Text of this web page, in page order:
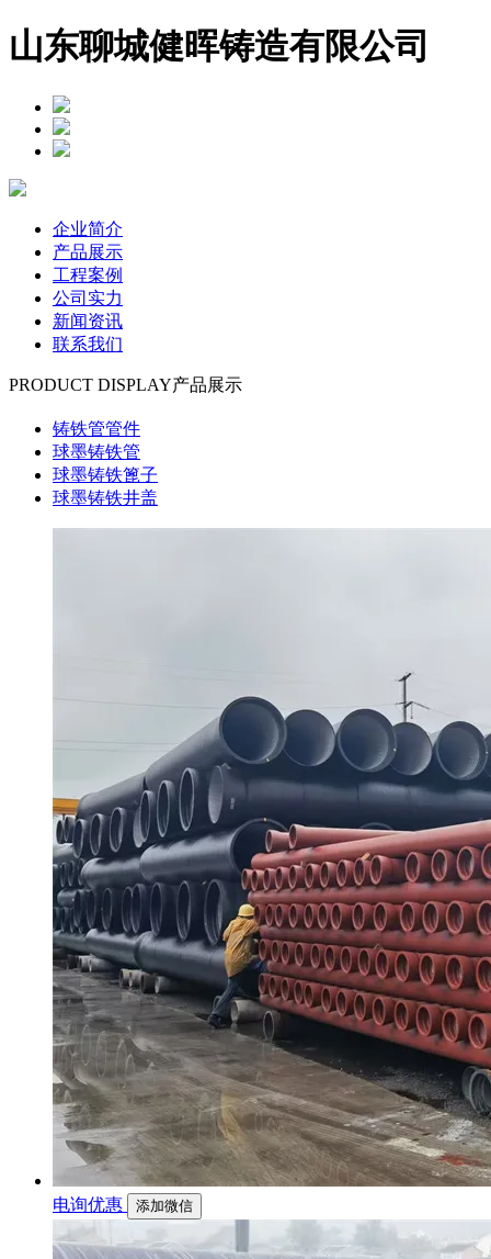
山东聊城健晖铸造有限公司
企业简介
产品展示
工程案例
公司实力
新闻资讯
联系我们
PRODUCT DISPLAY产品展示
铸铁管管件
球墨铸铁管
球墨铸铁篦子
球墨铸铁井盖
电询优惠 添加微信